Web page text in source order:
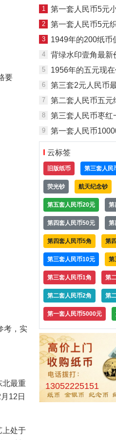
要
考，实
北最重
12日
上处于
1 第一套人民币5元小帆船值
2 第一套人民币5元织布值
3 1949年的200纸币值钱吗
4 背绿水印壹角最新价
5 1956年的五元现在价
6 第三套2元人民币最新价格
7 第二套人民币五元纸币最新价
8 第三套人民币枣红一角价格
9 第一套人民币10000元牧马存世
云标签
旧版纸币 第三套人民
荧光钞 航天纪念钞
第五套人民币20元 第
第四套人民币50元 第
第四套人民币5角 第
第三套人民币10元 第
第三套人民币1角 第
第二套人民币2角 第
第一套人民币5000元
13052225151